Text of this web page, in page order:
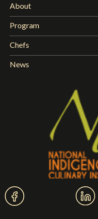
About
Program
Chefs
News